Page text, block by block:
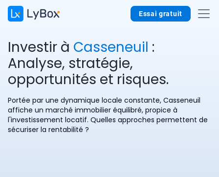
Essai gratuit
Investir à Casseneuil :
Analyse, stratégie,
opportunités et risques.
Portée par une dynamique locale constante, Casseneuil
affiche un marché immobilier équilibré, propice à
l'investissement locatif. Quelles approches permettent de
sécuriser la rentabilité ?